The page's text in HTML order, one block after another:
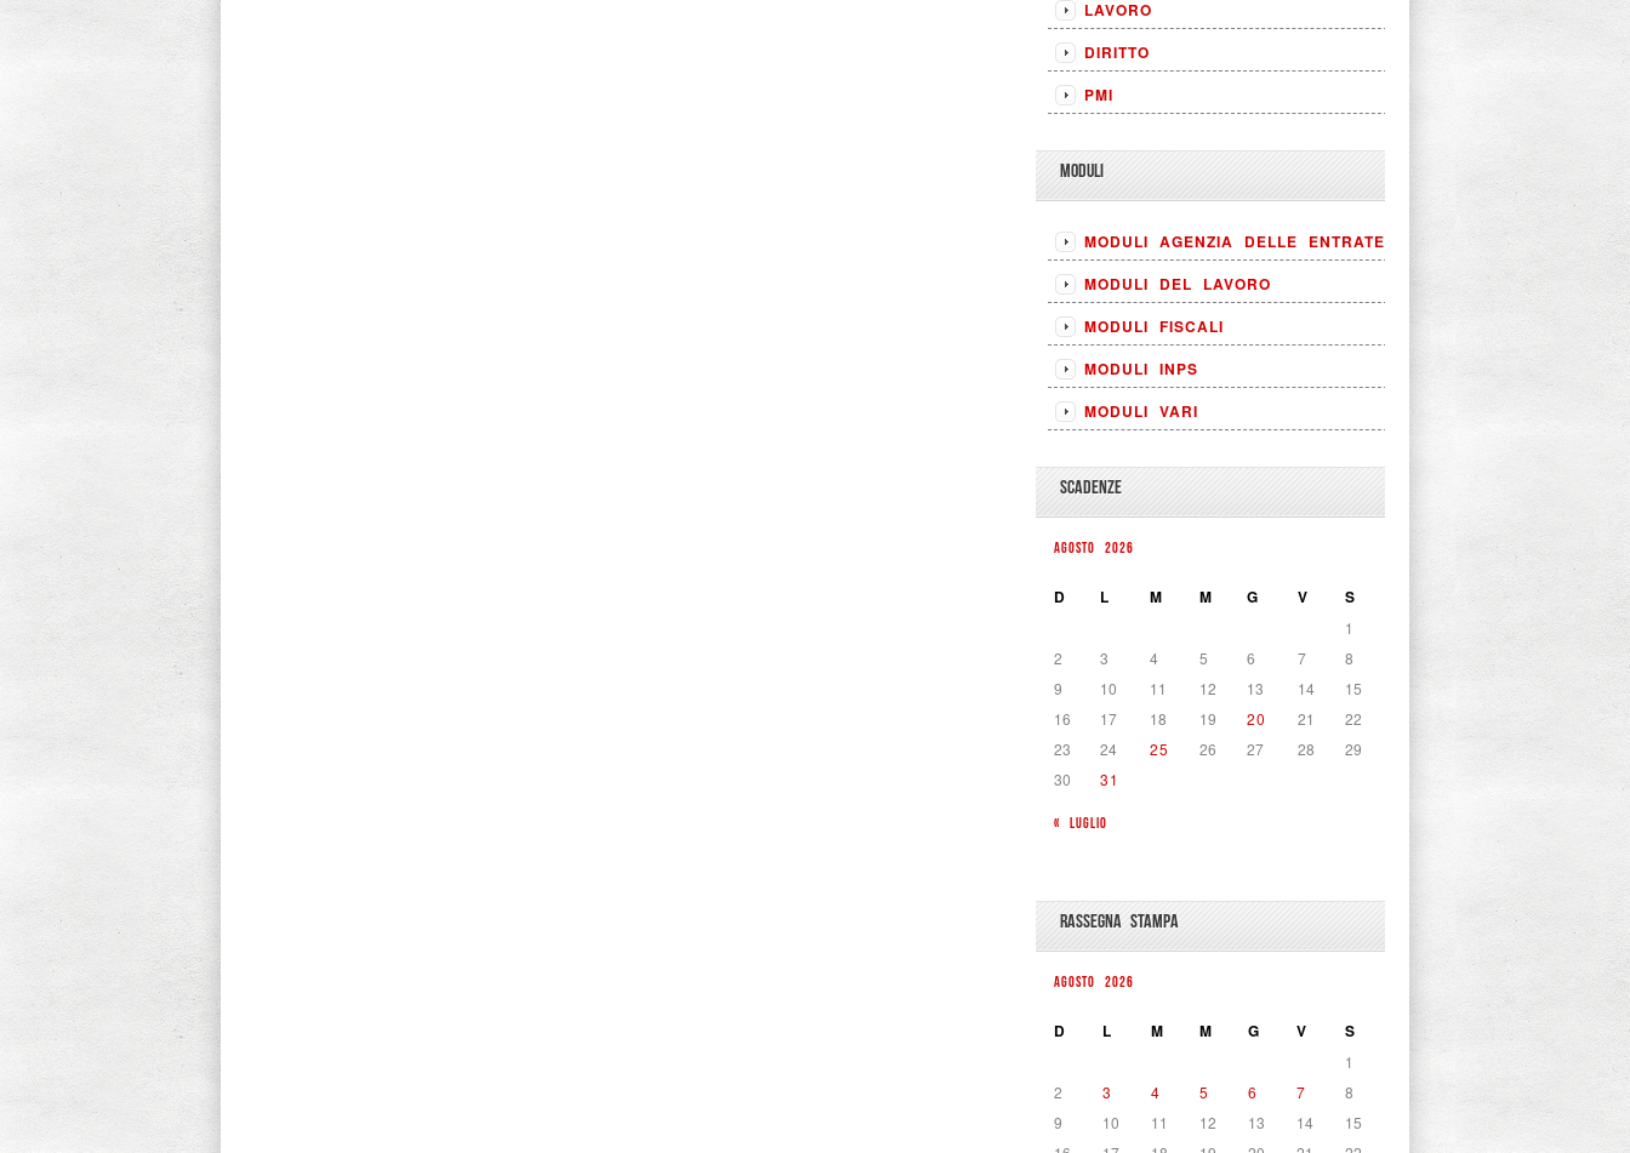
LAVORO
DIRITTO
PMI
MODULI
MODULI AGENZIA DELLE ENTRATE
MODULI DEL LAVORO
MODULI FISCALI
MODULI INPS
MODULI VARI
SCADENZE
AGOSTO 2026
D L M M G V S
« LUGLIO
1
2
3 4 5 6 7
8
9
10 11 12 13 14
15
16
17 18 19 20 21
22
23
24 25 26 27 28
29
30
31
RASSEGNA STAMPA
AGOSTO 2026
D L M M G V S
1
2
3 4 5 6 7
8
9
10 11 12 13 14
15